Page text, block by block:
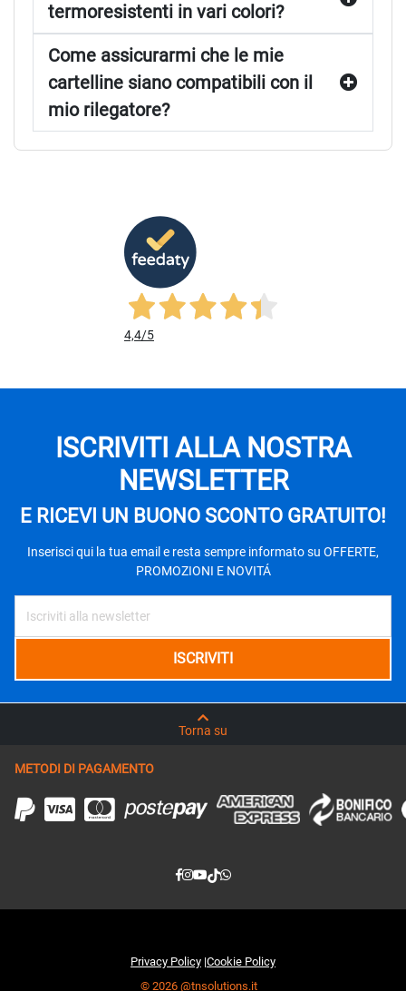
termoresistenti in vari colori?
Come assicurarmi che le mie
cartelline siano compatibili con il
mio rilegatore?
4,4/5
ISCRIVITI ALLA NOSTRA
NEWSLETTER
E RICEVI UN BUONO SCONTO GRATUITO!
Inserisci qui la tua email e resta sempre informato su OFFERTE,
PROMOZIONI E NOVITÁ
Torna su
METODI DI PAGAMENTO
Privacy Policy |Cookie Policy
© 2026 @tnsolutions.it